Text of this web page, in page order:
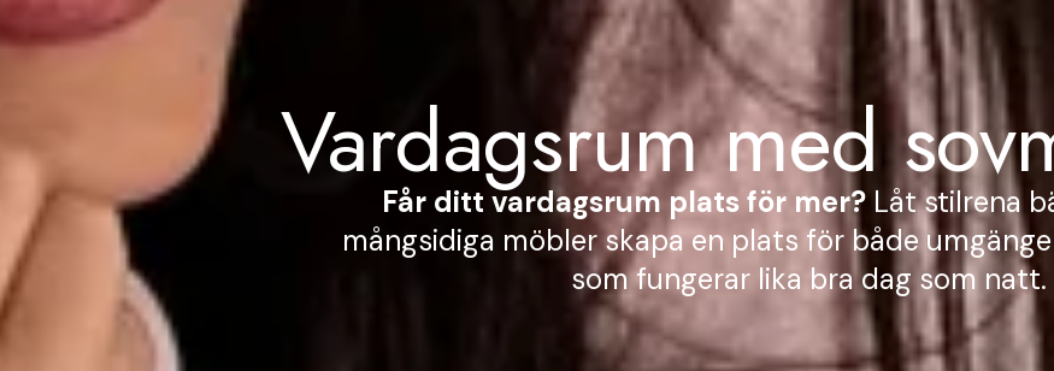
Vardagsrum med
Får ditt vardagsrum plats för mer?Låt stilrena
mångsidiga möbler skapa en plats för både
som fungerar lika bra dag som natt.